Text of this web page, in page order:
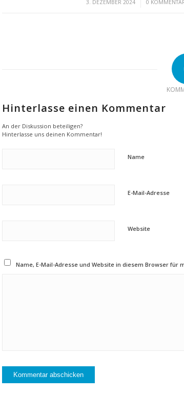
3. DEZEMBER 2024
/ 0 /
Hinterlasse einen Kommentar
An der Diskussion beteiligen?
Hinterlasse uns deinen Kommentar!
Name
E-Mail-Adresse
Website
Name, E-Mail-Adresse und Website in diesem Browser für